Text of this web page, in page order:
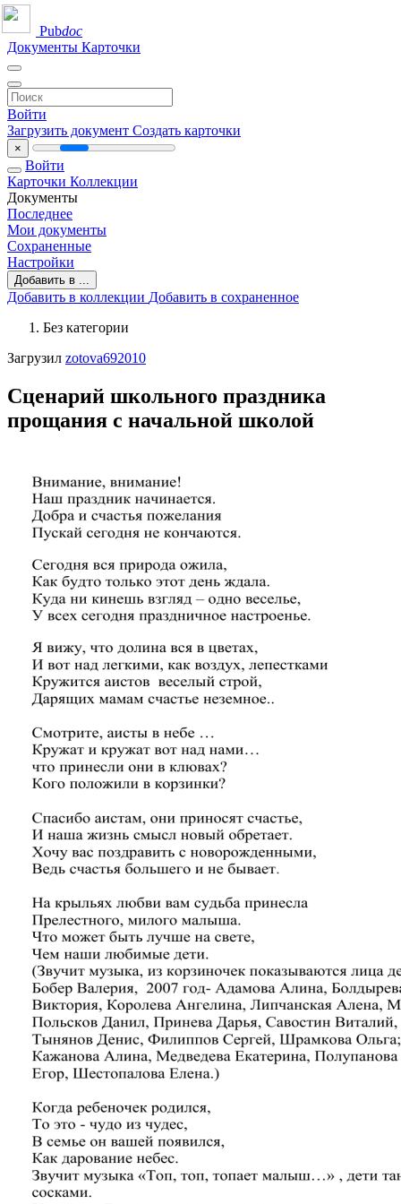
Pubdoc
Документы Карточки
Войти
Загрузить документ Создать карточки
×
Войти
Карточки Коллекции
Документы
Последнее
Мои документы
Сохраненные
Настройки
Добавить в ...
Добавить в коллекции Добавить в сохраненное
Без категории
Загрузил zotova692010
Сценарий школьного праздника
прощания с начальной школой